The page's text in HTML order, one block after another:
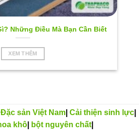
Những Điều Mà Bạn Cần Biết
XEM THÊM
Đặc sản Việt Nam| Cải thiện sinh lực|
khô| bột nguyên chất|